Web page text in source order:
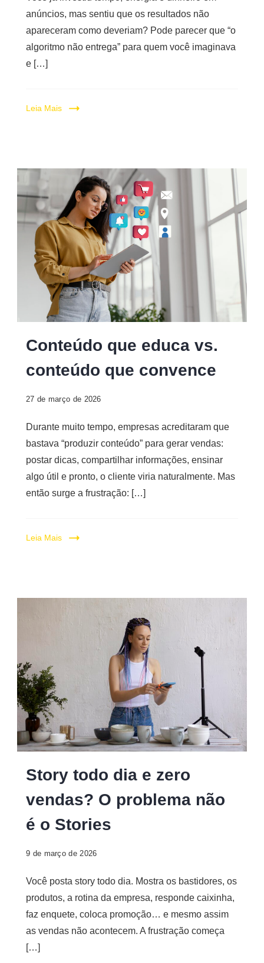
anúncios, mas sentiu que os resultados não
apareceram como deveriam? Pode parecer que “o
algoritmo não entrega” para quem você imaginava
e […]
Leia Mais
Conteúdo que educa vs.
conteúdo que convence
27 de março de 2026
Durante muito tempo, empresas acreditaram que
bastava “produzir conteúdo” para gerar vendas:
postar dicas, compartilhar informações, ensinar
algo útil e pronto, o cliente viria naturalmente. Mas
então surge a frustração: […]
Leia Mais
Story todo dia e zero
vendas? O problema não
é o Stories
9 de março de 2026
Você posta story todo dia. Mostra os bastidores, os
produtos, a rotina da empresa, responde caixinha,
faz enquete, coloca promoção… e mesmo assim
as vendas não acontecem. A frustração começa
[…]